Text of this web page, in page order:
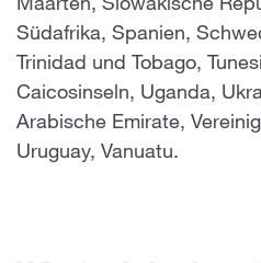
Maarten, Slowakische
Südafrika, Spanien,
Trinidad und Tobago,
Caicosinseln, Uganda,
Arabische Emirate,
Uruguay, Vanuatu.